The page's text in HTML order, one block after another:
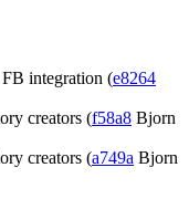
integration (e8264
creators (f58a8 Bjorn
creators (a749a Bjorn